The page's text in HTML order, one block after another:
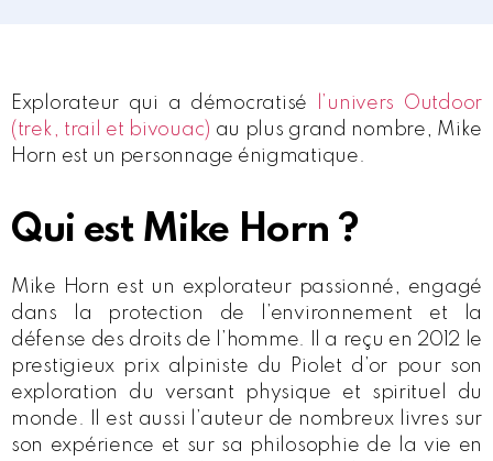
Explorateur qui a démocratisé
l’univers Outdoor
(trek, trail et bivouac) au plus grand nombre, Mike
Horn est un personnage énigmatique.
Qui est Mike Horn ?
Mike Horn est un explorateur passionné, engagé
dans la protection de l’environnement et la
défense des droits de l’homme. Il a reçu en 2012 le
prestigieux prix alpiniste du Piolet d’or pour son
exploration du versant physique et spirituel du
monde. Il est aussi l’auteur de nombreux livres sur
son expérience et sur sa philosophie de la vie en